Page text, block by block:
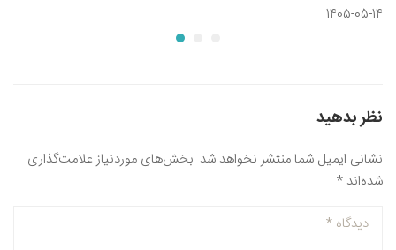
1405-05-14
نظر بدهید
نشانی ایمیل شما منتشر نخواهد شد. بخش‌های موردنیاز علامت‌گذاری
شده‌اند *